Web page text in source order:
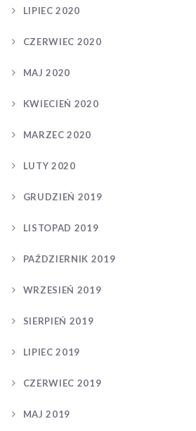
LIPIEC 2020
CZERWIEC 2020
MAJ 2020
KWIECIEŃ 2020
MARZEC 2020
LUTY 2020
GRUDZIEŃ 2019
LISTOPAD 2019
PAŹDZIERNIK 2019
WRZESIEŃ 2019
SIERPIEŃ 2019
LIPIEC 2019
CZERWIEC 2019
MAJ 2019